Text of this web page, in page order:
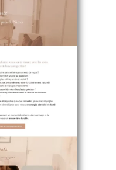
!
Pauline qui a créé mon
magnifique, parfaitement
et authenticité mon
ta patience et ton
un site qui me
fière. Je recommande